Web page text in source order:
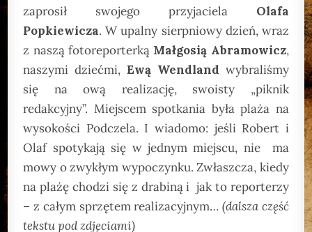
zaprosił swojego przyjaciela Olafa
Popkiewicza. W upalny sierpniowy dzień, wraz
z naszą fotoreporterką Małgosią Abramowicz,
naszymi dziećmi, Ewą Wendland wybraliśmy
się na ową realizację, swoisty „piknik
redakcyjny”. Miejscem spotkania była plaża na
wysokości Podczela. I wiadomo: jeśli Robert i
Olaf spotykają się w jednym miejscu, nie ma
mowy o zwykłym wypoczynku. Zwłaszcza, kiedy
na plażę chodzi się z drabiną i jak to reporterzy
– z całym sprzętem realizacyjnym…(dalsza część
tekstu podzdjęciami)